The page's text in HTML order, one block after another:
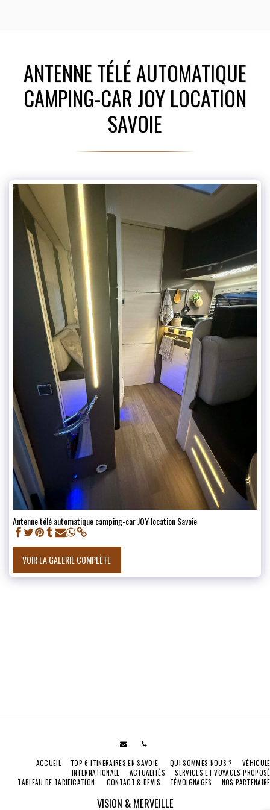
ANTENNE TÉLÉ AUTOMATIQUE
CAMPING-CAR JOY LOCATION
SAVOIE
Antenne télé automatique camping-car JOY location Savoie
VOIR LA GALERIE COMPLÈTE
VISION & MERVEILLE
ACCUEIL TOP 6 ITINERAIRES EN SAVOIE QUI SOMMES NOUS ?
INTERNATIONALE
ACTUALITÉS
SERVICES ET VOYAGES
TABLEAU DE TARIFICATION
CONTACT & DEVIS TÉMOIGNAGES NOS